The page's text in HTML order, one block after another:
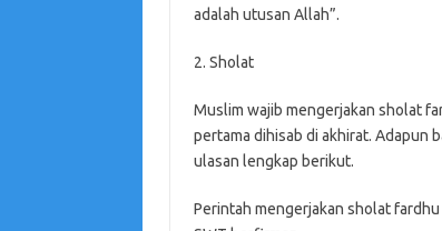
adalah utusan Allah”.
2. Sholat
Muslim wajib mengerjakan sholat
pertama dihisab di akhirat. Adapun
ulasan lengkap berikut.
Perintah mengerjakan sholat